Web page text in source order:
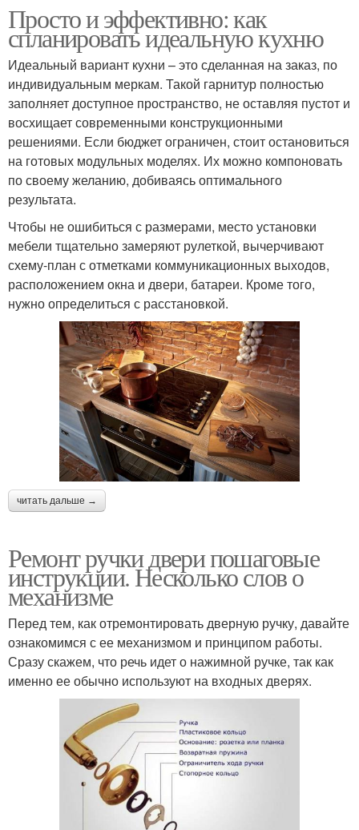
Просто и эффективно: как
спланировать идеальную кухню
Идеальный вариант кухни – это сделанная на заказ, по
индивидуальным меркам. Такой гарнитур полностью
заполняет доступное пространство, не оставляя пустот и
восхищает современными конструкционными
решениями. Если бюджет ограничен, стоит остановиться
на готовых модульных моделях. Их можно компоновать
по своему желанию, добиваясь оптимального
результата.
Чтобы не ошибиться с размерами, место установки
мебели тщательно замеряют рулеткой, вычерчивают
схему-план с отметками коммуникационных выходов,
расположением окна и двери, батареи. Кроме того,
нужно определиться с расстановкой.
читать дальше →
Ремонт ручки двери пошаговые
инструкции. Несколько слов о
механизме
Перед тем, как отремонтировать дверную ручку, давайте
ознакомимся с ее механизмом и принципом работы.
Сразу скажем, что речь идет о нажимной ручке, так как
именно ее обычно используют на входных дверях.